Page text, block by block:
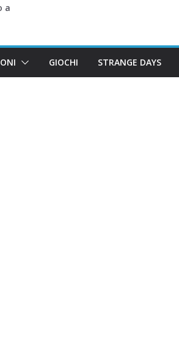
a
GIOCHI STRANGE DAYS